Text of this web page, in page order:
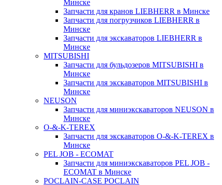
Минске
Запчасти для кранов LIEBHERR в Минске
Запчасти для погрузчиков LIEBHERR в
Минске
Запчасти для экскаваторов LIEBHERR в
Минске
MITSUBISHI
Запчасти для бульдозеров MITSUBISHI в
Минске
Запчасти для экскаваторов MITSUBISHI в
Минске
NEUSON
Запчасти для миниэкскаваторов NEUSON в
Минске
O-&-K-TEREX
Запчасти для экскаваторов O-&-K-TEREX в
Минске
PEL JOB - ECOMAT
Запчасти для миниэкскаваторов PEL JOB -
ECOMAT в Минске
POCLAIN-CASE POCLAIN